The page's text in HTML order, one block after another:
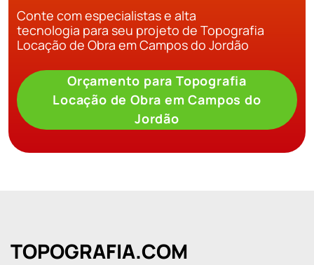
Conte com especialistas e alta
tecnologia para seu projeto de Topografia
Locação de Obra em Campos do Jordão
Orçamento para Topografia
Locação de Obra em Campos do
Jordão
TOPOGRAFIA.COM